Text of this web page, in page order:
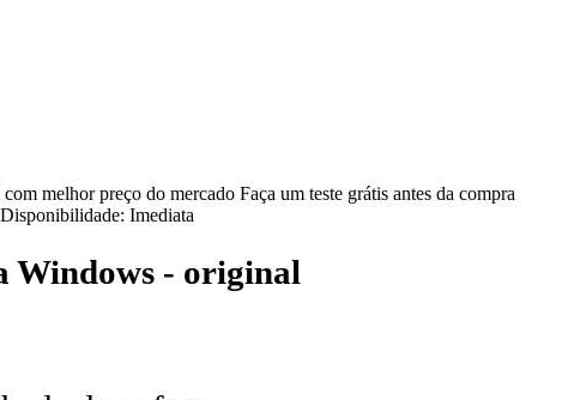
melhor preço do mercado Faça um teste grátis antes da compra
Disponibilidade: Imediata
Windows - original